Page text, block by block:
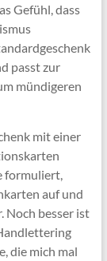
Gefühl, dass
passt zur
mündigeren
mit einer
formuliert,
auf und
Noch besser ist
die mich mal